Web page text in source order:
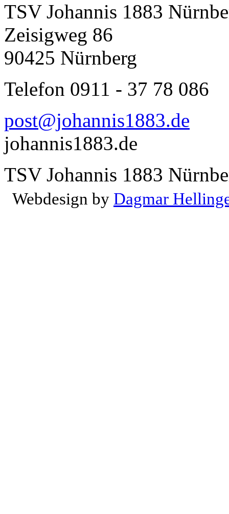
TSV Johannis 1883
Zeisigweg 86
90425 Nürnberg
Telefon 0911 - 37 78 086
post@johannis1883.de
johannis1883.de
TSV Johannis 1883
Webdesign by Dagmar